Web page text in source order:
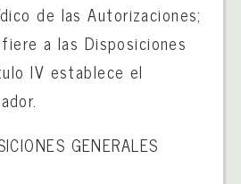
de las Autorizaciones;
a las Disposiciones
IV establece el
GENERALES